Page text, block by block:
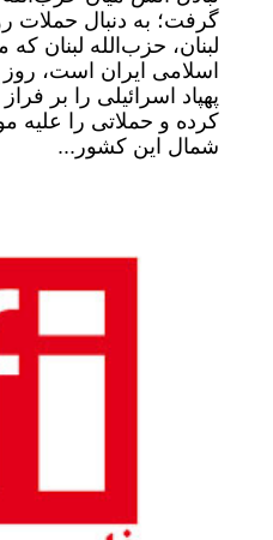
گرفت؛ به دنبال حملات
لبنان، حزب‌الله لبنان
اسلامی ایران است،
پهپاد اسرائیلی را بر
کرده و حملاتی را علیه
شمال این کشور...